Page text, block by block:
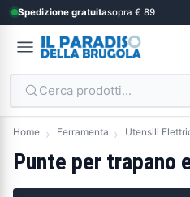
Spedizione gratuitasopra € 89
Cerca prodotti...
Home Ferramenta Utensili
Punte per trapano